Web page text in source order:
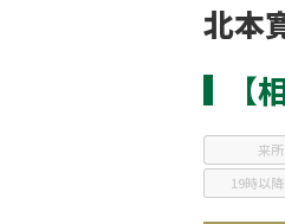
北本
来
19時以